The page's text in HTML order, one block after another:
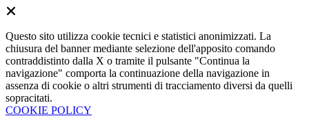
Questo sito utilizza cookie tecnici e statistici anonimizzati. La
chiusura del banner mediante selezione dell'apposito comando
contraddistinto dalla X o tramite il pulsante "Continua la
navigazione" comporta la continuazione della navigazione in
assenza di cookie o altri strumenti di tracciamento diversi da quelli
sopracitati.
COOKIE POLICY